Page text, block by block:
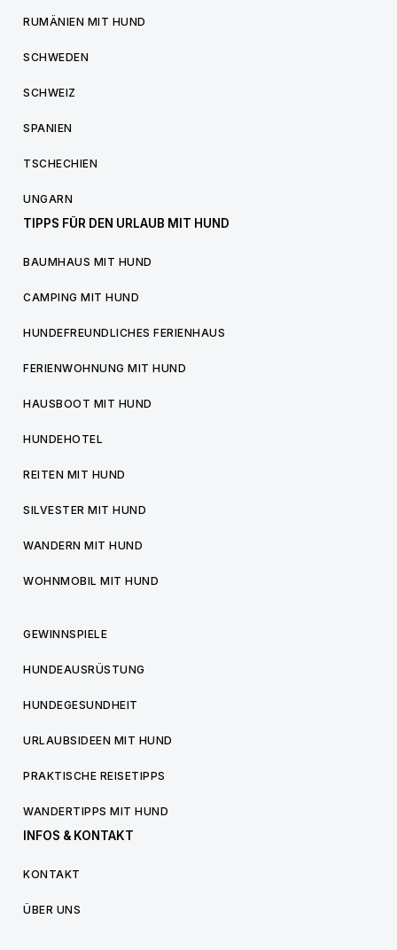
RUMÄNIEN MIT HUND
SCHWEDEN
SCHWEIZ
SPANIEN
TSCHECHIEN
UNGARN
TIPPS FÜR DEN URLAUB MIT HUND
BAUMHAUS MIT HUND
CAMPING MIT HUND
HUNDEFREUNDLICHES FERIENHAUS
FERIENWOHNUNG MIT HUND
HAUSBOOT MIT HUND
HUNDEHOTEL
REITEN MIT HUND
SILVESTER MIT HUND
WANDERN MIT HUND
WOHNMOBIL MIT HUND
GEWINNSPIELE
HUNDEAUSRÜSTUNG
HUNDEGESUNDHEIT
URLAUBSIDEEN MIT HUND
PRAKTISCHE REISETIPPS
WANDERTIPPS MIT HUND
INFOS & KONTAKT
KONTAKT
ÜBER UNS